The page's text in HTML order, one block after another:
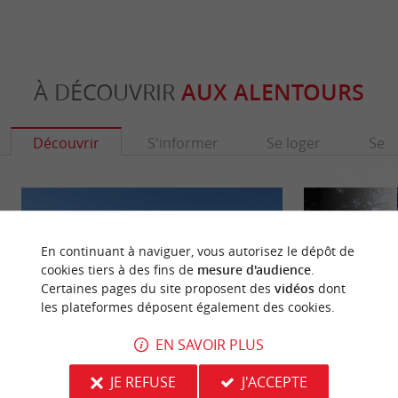
À DÉCOUVRIR AUX ALENTOURS
Découvrir S'informer Se loger Se
Pyla-sur-Mer Plage du
En continuant à naviguer, vous autorisez le dépôt de
cookies tiers à des fins de mesure d'audience.
Certaines pages du site proposent des vidéosdont
les plateformes déposent également des cookies.
EN SAVOIR PLUS
JE REFUSE
J'ACCEPTE